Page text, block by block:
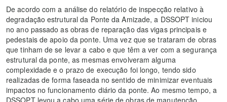
De acordo com a análise do relatório de inspecção relativo à
degradação estrutural da Ponte da Amizade, a DSSOPT iniciou
no ano passado as obras de reparação das vigas principais e
pedestais de apoio da ponte. Uma vez que se trataram de obras
que tinham de se levar a cabo e que têm a ver com a segurança
estrutural da ponte, as mesmas envolveram alguma
complexidade e o prazo de execução foi longo, tendo sido
realizadas de forma faseada no sentido de minimizar eventuais
impactos no funcionamento diário da ponte. Ao mesmo tempo, a